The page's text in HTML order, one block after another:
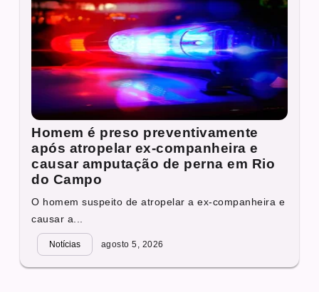
Homem é preso preventivamente
após atropelar ex-companheira e
causar amputação de perna em Rio
do Campo
O homem suspeito de atropelar a ex-companheira e
causar a...
Notícias agosto 5, 2026